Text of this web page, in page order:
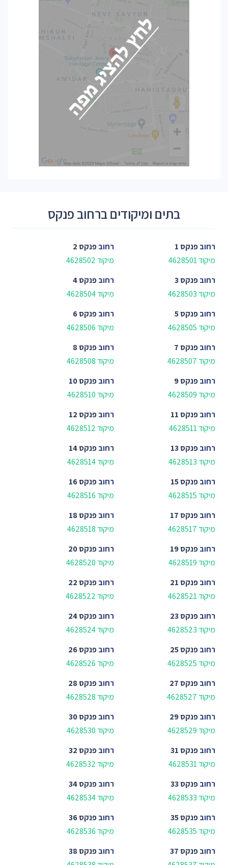
בתים ומיקודים ברחוב פנקס
רחובפנקס 1
מיקוד 4628501
רחובפנקס 2
מיקוד 4628502
רחובפנקס 3
מיקוד 4628503
רחובפנקס 4
מיקוד 4628504
רחובפנקס 5
מיקוד 4628505
רחובפנקס 6
מיקוד 4628506
רחובפנקס 7
מיקוד 4628507
רחובפנקס 8
מיקוד 4628508
רחובפנקס 9
מיקוד 4628509
רחובפנקס 10
מיקוד 4628510
רחובפנקס 11
מיקוד 4628511
רחובפנקס 12
מיקוד 4628512
רחובפנקס 13
מיקוד 4628513
רחובפנקס 14
מיקוד 4628514
רחובפנקס 15
מיקוד 4628515
רחובפנקס 16
מיקוד 4628516
רחובפנקס 17
מיקוד 4628517
רחובפנקס 18
מיקוד 4628518
רחובפנקס 19
מיקוד 4628519
רחובפנקס 20
מיקוד 4628520
רחובפנקס 21
מיקוד 4628521
רחובפנקס 22
מיקוד 4628522
רחובפנקס 23
מיקוד 4628523
רחובפנקס 24
מיקוד 4628524
רחובפנקס 25
מיקוד 4628525
רחובפנקס 26
מיקוד 4628526
רחובפנקס 27
מיקוד 4628527
רחובפנקס 28
מיקוד 4628528
רחובפנקס 29
מיקוד 4628529
רחובפנקס 30
מיקוד 4628530
רחובפנקס 31
מיקוד 4628531
רחובפנקס 32
מיקוד 4628532
רחובפנקס 33
מיקוד 4628533
רחובפנקס 34
מיקוד 4628534
רחובפנקס 35
מיקוד 4628535
רחובפנקס 36
מיקוד 4628536
רחובפנקס 37
רחובפנקס 38